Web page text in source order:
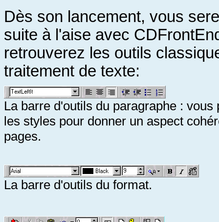
Dès son lancement, vous
suite à l'aise avec
retrouverez les outils
traitement de texte:
La barre d'outils du paragraphe : vous
les styles pour donner un aspect
pages.
La barre d'outils du format.